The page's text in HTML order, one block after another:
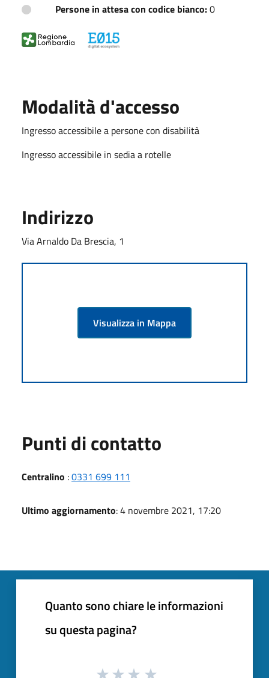
Persone in attesa con codice bianco:0
Modalità d'accesso
Ingresso accessibile a persone con disabilità
Ingresso accessibile in sedia a rotelle
Indirizzo
Via Arnaldo Da Brescia, 1
Visualizza in Mappa
Punti di contatto
Centralino :0331 699 111
Ultimo aggiornamento: 4 novembre 2021, 17:20
Quanto sono chiare le informazioni
su questa pagina?